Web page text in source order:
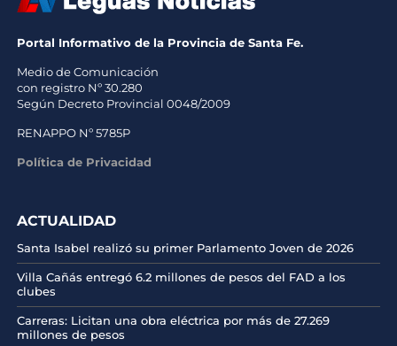
Portal Informativo de la Provincia de Santa Fe.
Medio de Comunicación
con registro Nº 30.280
Según Decreto Provincial 0048/2009
RENAPPO Nº 5785P
Política de Privacidad
ACTUALIDAD
Santa Isabel realizó su primer Parlamento Joven de 2026
Villa Cañás entregó 6.2 millones de pesos del FAD a los
clubes
Carreras: Licitan una obra eléctrica por más de 27.269
millones de pesos